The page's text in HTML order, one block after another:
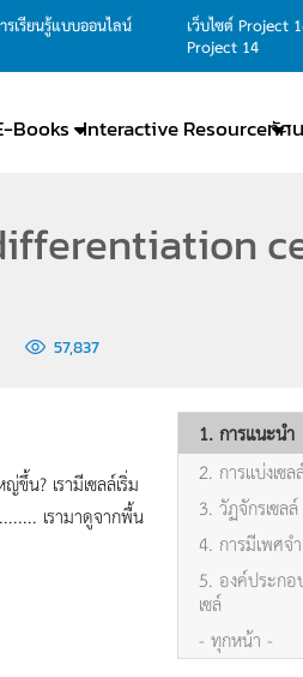
รเรียนรู้แบบออนไลน์
เว็บไซต์ Project
Project 14
Books Interactive Resourceทัศ
57,837
1. การแนะนำ
2. การเเบ่งเ
3. วัฏจักรเซล
4. การมีเพศจ
5. องค์ประกอบ
เซล์
- ทุกหน้า -
ขึ้น? เรามีเซลล์เริ่ม
เรามาดูจากพื้น